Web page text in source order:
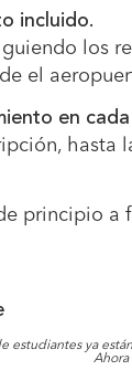
incluido.
los
el
en
principio a
estudiantes ya
Ahora